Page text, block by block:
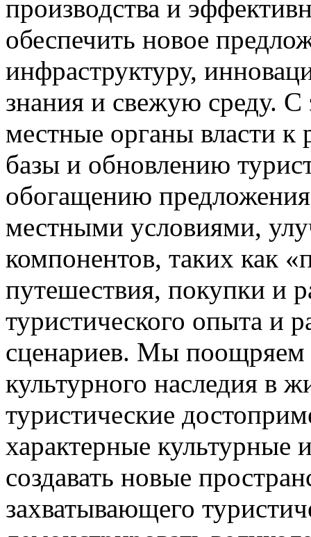
производства и
обеспечить новое
инфраструктуру,
знания и свежую среду.
местные органы власти
базы и обновлению
обогащению
местными условиями,
компонентов, таких как
путешествия, покупки и
туристического опыта и
сценариев. Мы поощряем
культурного наследия в
туристические
характерные культурные
создавать новые
захватывающего